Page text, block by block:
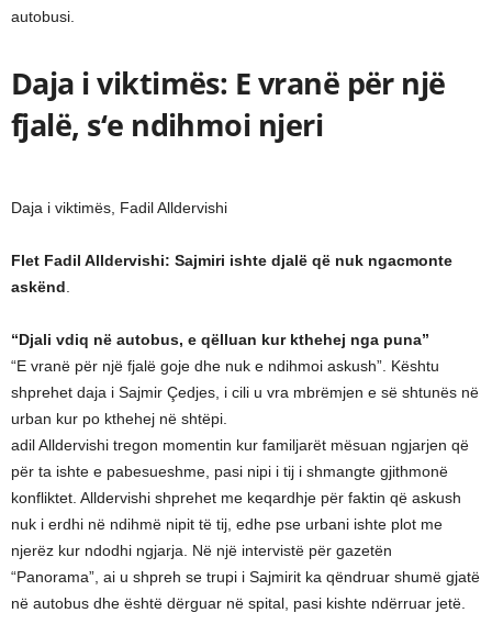
autobusi.
Daja i viktimës: E vranë për një
fjalë, s‘e ndihmoi njeri
Daja i viktimës, Fadil Alldervishi
Flet Fadil Alldervishi: Sajmiri ishte djalë që nuk ngacmonte
askënd
“Djali vdiq në autobus, e qëlluan kur kthehej nga puna”
“E vranë për një fjalë goje dhe nuk e ndihmoi askush”. Kështu
shprehet daja i Sajmir Çedjes, i cili u vra mbrëmjen e së shtunës në
urban kur po kthehej në shtëpi.
adil Alldervishi tregon momentin kur familjarët mësuan ngjarjen që
për ta ishte e pabesueshme, pasi nipi i tij i shmangte gjithmonë
konfliktet. Alldervishi shprehet me keqardhje për faktin që askush
nuk i erdhi në ndihmë nipit të tij, edhe pse urbani ishte plot me
njerëz kur ndodhi ngjarja. Në një intervistë për gazetën
“Panorama”, ai u shpreh se trupi i Sajmirit ka qëndruar shumë gjatë
në autobus dhe është dërguar në spital, pasi kishte ndërruar jetë.